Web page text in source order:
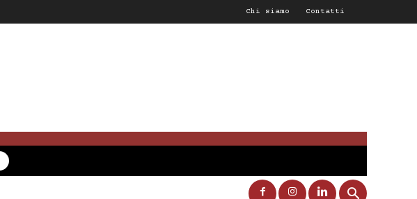
Chi siamo Contatti